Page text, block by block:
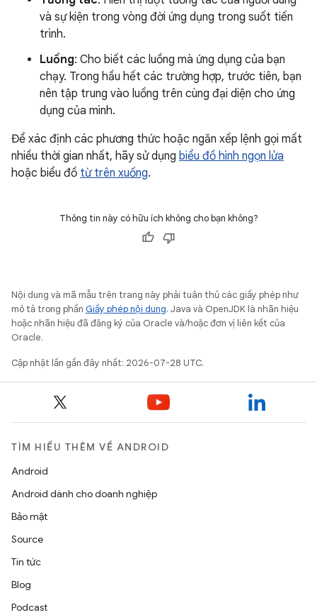
và sự kiện trong vòng đời ứng dụng trong suốt tiến
trình.
Luồng: Cho biết các luồng mà ứng dụng của bạn
chạy. Trong hầu hết các trường hợp, trước tiên, bạn
nên tập trung vào luồng trên cùng đại diện cho ứng
dụng của mình.
Để xác định các phương thức hoặc ngăn xếp lệnh gọi mất
nhiều thời gian nhất, hãy sử dụng biểu đồ hình ngọn lửa
hoặc biểu đồ từ trên xuống.
Thông tin này có hữu ích không cho bạn không?
Nội dung và mã mẫu trên trang này phải tuân thủ các giấy phép như
mô tả trong phần Giấy phép nội dung. Java và OpenJDK là nhãn hiệu
hoặc nhãn hiệu đã đăng ký của Oracle và/hoặc đơn vị liên kết của
Oracle.
Cập nhật lần gần đây nhất: 2026-07-28 UTC.
TÌM HIỂU THÊM VỀ ANDROID
Android
Android dành cho doanh nghiệp
Bảo mật
Source
Tin tức
Blog
Podcast